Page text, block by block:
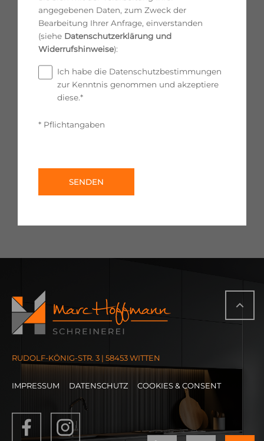
angegebenen Daten, zum Zweck der
Bearbeitung Ihrer Anfrage, einverstanden
(siehe Datenschutzerklärung und
Widerrufshinweise):
Ich habe die Datenschutzbestimmungen
zur Kenntnis genommen und akzeptiere
diese.*
* Pflichtangaben
RUDOLF-KÖNIG-STR. 3 | 58453 WITTEN
IMPRESSUM DATENSCHUTZ COOKIES & CONSENT